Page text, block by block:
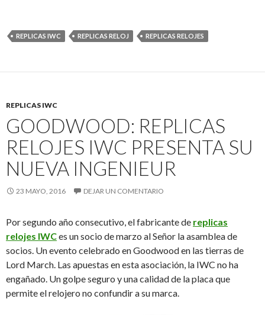
REPLICAS IWC REPLICAS RELOJ REPLICAS RELOJES
REPLICAS IWC
GOODWOOD: REPLICAS
RELOJES IWC PRESENTA SU
NUEVA INGENIEUR
23 MAYO, 2016 DEJAR UN COMENTARIO
Por segundo año consecutivo, el fabricante de replicas
relojes IWCes un socio de marzo al Señor la asamblea de
socios. Un evento celebrado en Goodwood en las tierras de
Lord March. Las apuestas en esta asociación, la IWC no ha
engañado. Un golpe seguro y una calidad de la placa que
permite el relojero no confundir a su marca.